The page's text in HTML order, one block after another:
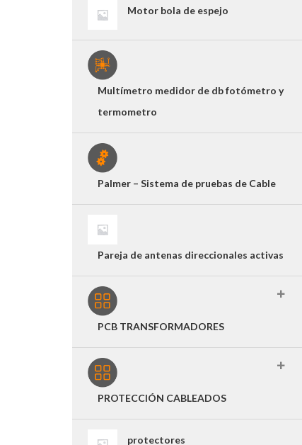
Motor bola de espejo
Multímetro medidor de db fotómetro y
termometro
Palmer – Sistema de pruebas de Cable
Pareja de antenas direccionales activas
PCB TRANSFORMADORES
PROTECCIÓN CABLEADOS
protectores